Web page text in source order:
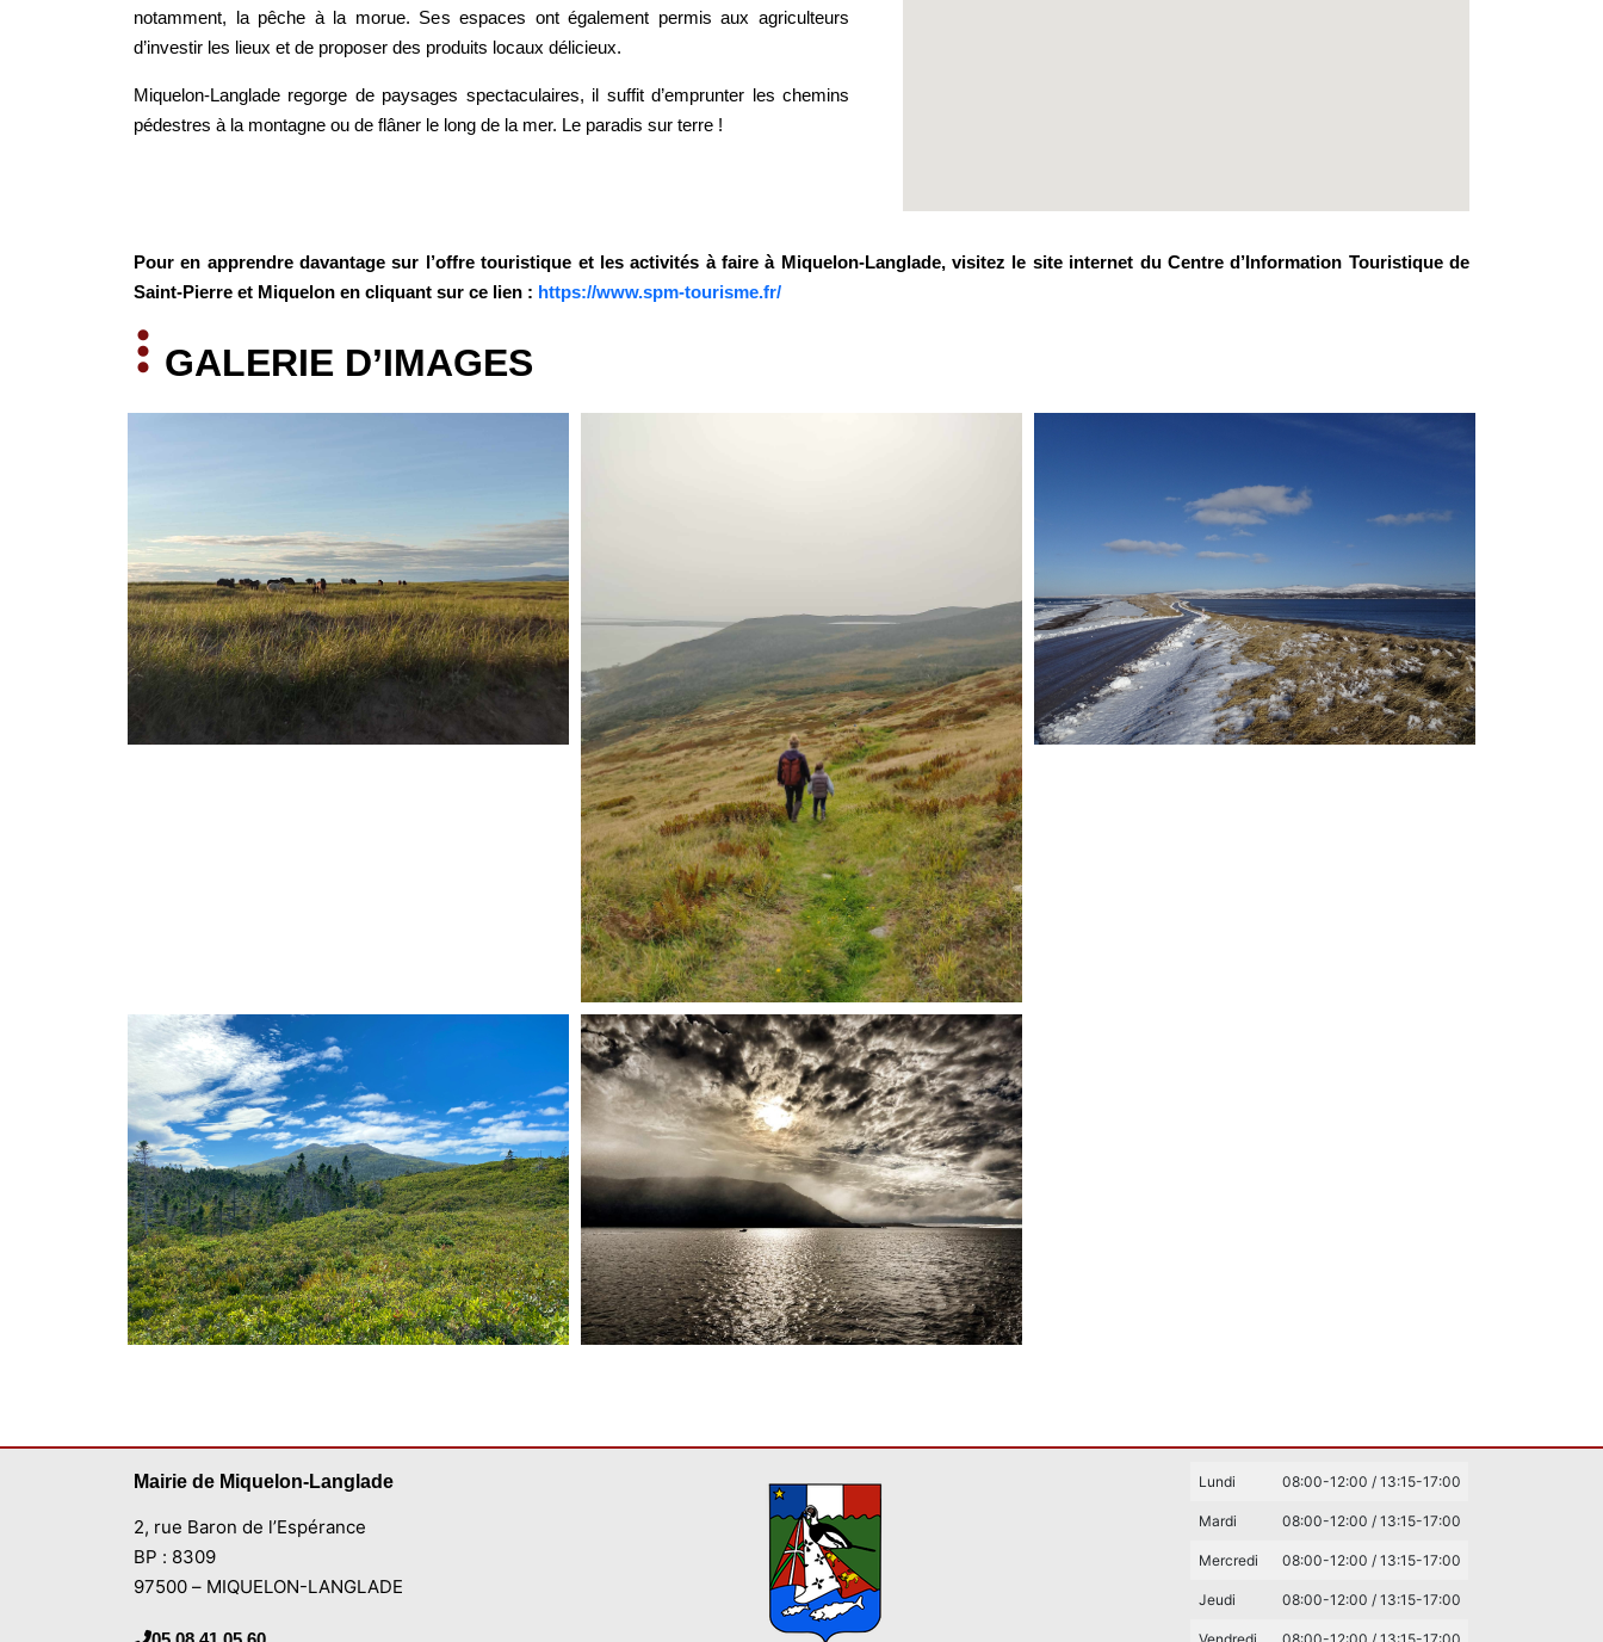
notamment, la pêche à la morue. Ses espaces ont également permis aux agriculteurs
d’investir les lieux et de proposer des produits locaux délicieux.
Miquelon-Langlade regorge de paysages spectaculaires, il suffit d’emprunter les chemins
pédestres à la montagne ou de flâner le long de la mer. Le paradis sur terre !
Pour en apprendre davantage sur l’offre touristique et les activités à faire à Miquelon-Langlade, visitez le site internet du Centre d’Information Touristique de
Saint-Pierre et Miquelon en cliquant sur ce lien : https://www.spm-tourisme.fr/
GALERIE D’IMAGES
Mairie de Miquelon-Langlade
2, rue Baron de l’Espérance
BP : 8309
97500 – MIQUELON-LANGLADE
Lundi 08:00-12:00 / 13:15-17:00
Mardi 08:00-12:00 / 13:15-17:00
Mercredi 08:00-12:00 / 13:15-17:00
Jeudi 08:00-12:00 / 13:15-17:00